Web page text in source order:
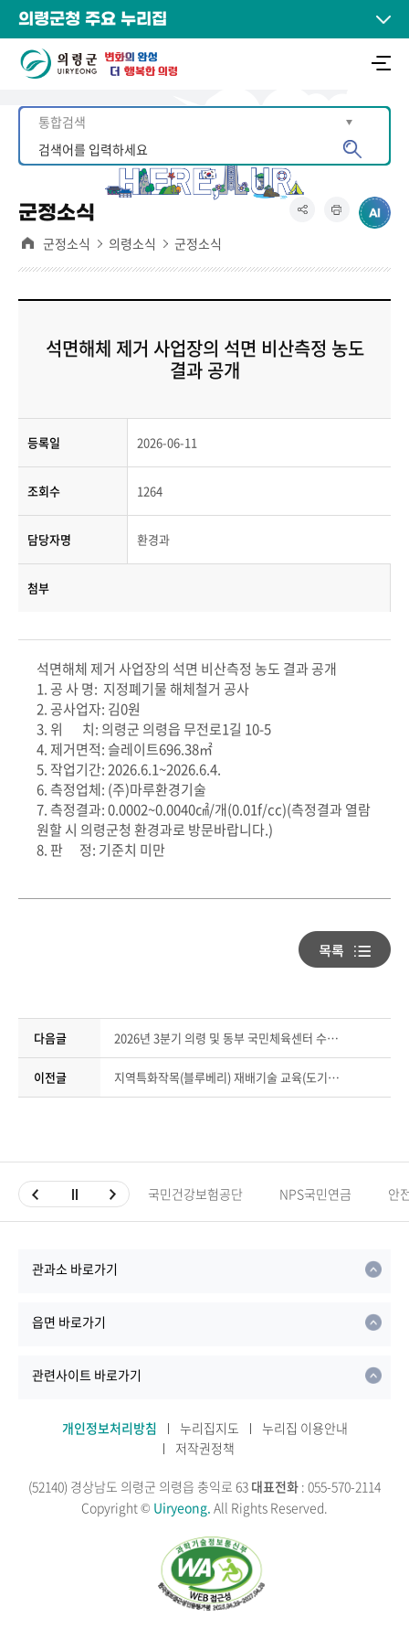
의령군청 주요 누리집
군정소식
군정소식 의령소식 군정소식
석면해체 제거 사업장의 석면 비산측정 농도
결과 공개
등록일 2026-06-11
조회수 1264
담당자명 환경과
첨부
석면해체 제거 사업장의 석면 비산측정 농도 결과 공개
1. 공 사 명: 지정폐기물 해체철거 공사
2. 공사업자: 김0원
3. 위 치: 의령군 의령읍 무전로1길 10-5
4. 제거면적: 슬레이트696.38㎡
5. 작업기간: 2026.6.1~2026.6.4.
6. 측정업체: (주)마루환경기술
7. 측정결과: 0.0002~0.0040㎠/개(0.01f/cc)(측정결과 열람
원할 시 의령군청 환경과로 방문바랍니다.)
8. 판 정: 기준치 미만
다음글 2026년 3분기 의령 및 동부 국민체육센터 수강생 모집
이전글 지역특화작목(블루베리) 재배기술 교육(도기술원 교육)
국민건강보험공단 NPS국민연금 안
관과소 바로가기
읍면 바로가기
관련사이트 바로가기
개인정보처리방침 누리집지도
누리집 이용안내
저작권정책
(52140) 경상남도 의령군 의령읍 충익로 63 대표전화 : 055-570-2114
Copyright © Uiryeong. All Rights Reserved.